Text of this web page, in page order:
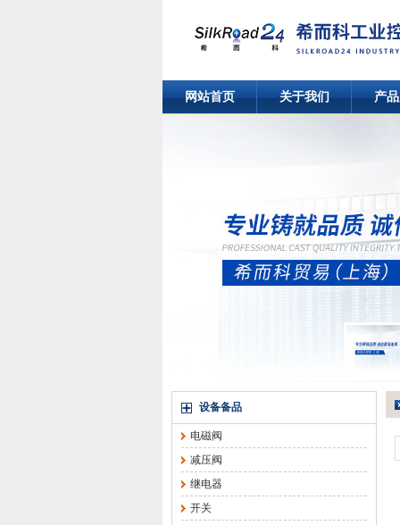
网站首页 关于我们 产
设备备品
电磁阀
减压阀
继电器
开关